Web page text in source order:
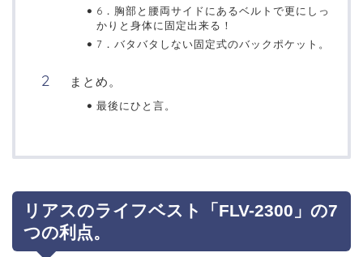
6．胸部と腰両サイドにあるベルトで更にしっ
かりと身体に固定出来る！
7．バタバタしない固定式のバックポケット。
まとめ。
最後にひと言。
リアスのライフベスト「FLV-2300」の7
つの利点。